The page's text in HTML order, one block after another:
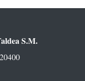
S.M.